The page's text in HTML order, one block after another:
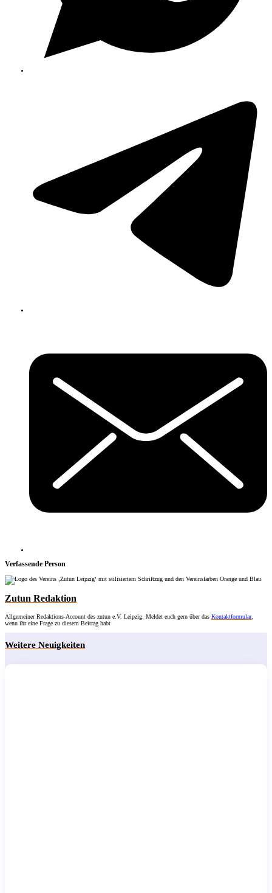
Verfassende Person
Zutun Redaktion
Allgemeiner Redaktions-Account des zutun e.V. Leipzig. Meldet euch gern über das Kontaktformular,
wenn ihr eine Frage zu diesem Beitrag habt
Weitere Neuigkeiten